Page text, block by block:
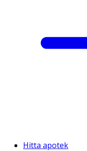
Hitta apotek